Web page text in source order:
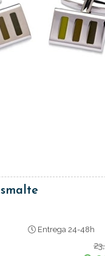
Entrega 24-48h
23,